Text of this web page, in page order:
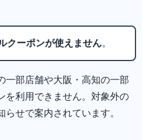
クーポンが使えません。
一部店舗や大阪・高知の一部
を利用できません。対象外の
せで案内されています。